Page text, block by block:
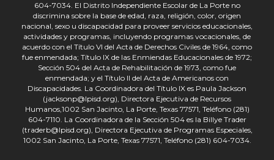
604-7034. El Distrito Independiente Escolar de La Porte no
discrimina sobre la base de edad, raza, religión, color, origen
nacional, sexo u discapacidad para proveer servicios educacionales,
actividades y programas, incluyendo programas vocacionales, de
acuerdo con el Título VI del Acta de Derechos Civiles de 1964, como
fue enmendada; Título IX de las Enmiendas Educacionales de 1972;
Sección 504 del Acta de Rehabilitación de 1973, como fue
enmendada; y el Título II del Acta de Americanos con
Discapacidades. La Coordinadora del Título IX es Paula Jackson
(jacksonp@lpisd.org), Directora Ejecutiva de Recursos
Humanos,1002 San Jacinto, La Porte, Texas 77571, Teléfono (281)
604-7110. La Coordinadora de la Sección 504 es la Billye Trader
(traderb@lpisd.org), Directora Ejecutiva de Programas Especiales,
1002 San Jacinto, La Porte, Texas 77571, Teléfono (281) 604-7034.